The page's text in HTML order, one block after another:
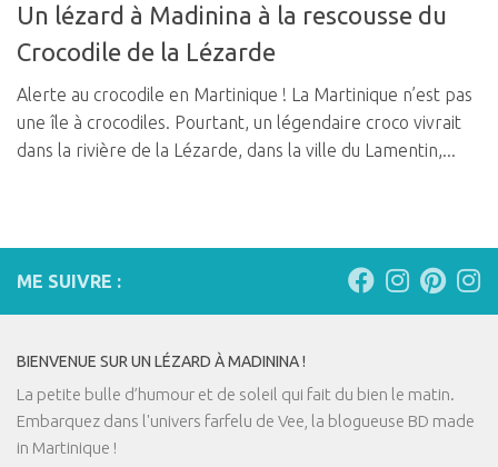
Un lézard à Madinina à la rescousse du
Crocodile de la Lézarde
Alerte au crocodile en Martinique ! La Martinique n’est pas
une île à crocodiles. Pourtant, un légendaire croco vivrait
dans la rivière de la Lézarde, dans la ville du Lamentin,...
ME SUIVRE :
BIENVENUE SUR UN LÉZARD À MADININA !
La petite bulle d’humour et de soleil qui fait du bien le matin.
Embarquez dans l'univers farfelu de Vee, la blogueuse BD made
in Martinique !